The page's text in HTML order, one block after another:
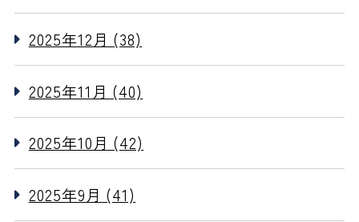
2025年12月 (38)
2025年11月 (40)
2025年10月 (42)
2025年9月 (41)